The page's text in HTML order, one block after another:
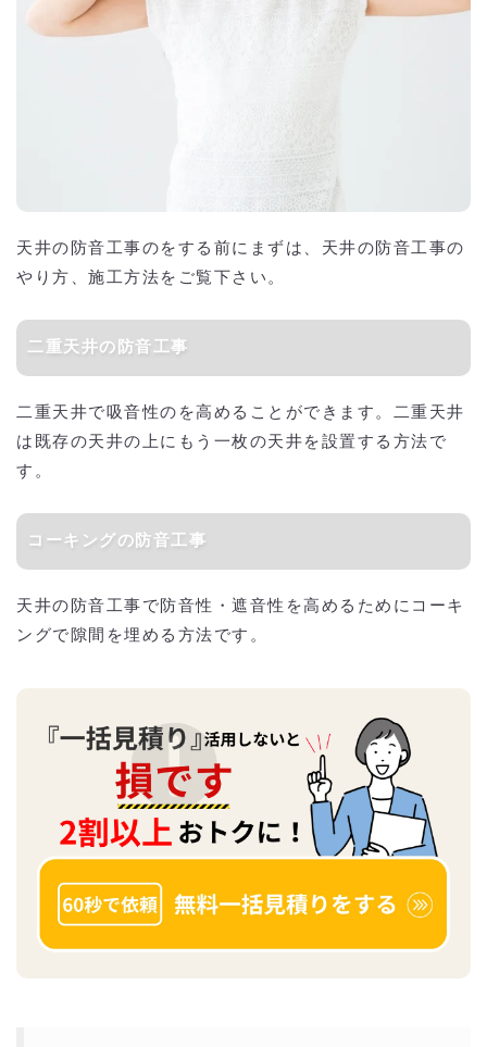
天井の防音工事のをする前にまずは、天井の防音工事の
やり方、施工方法をご覧下さい。
二重天井の防音工事
二重天井で吸音性のを高めることができます。二重天井
は既存の天井の上にもう一枚の天井を設置する方法で
す。
コーキングの防音工事
天井の防音工事で防音性・遮音性を高めるためにコーキ
ングで隙間を埋める方法です。